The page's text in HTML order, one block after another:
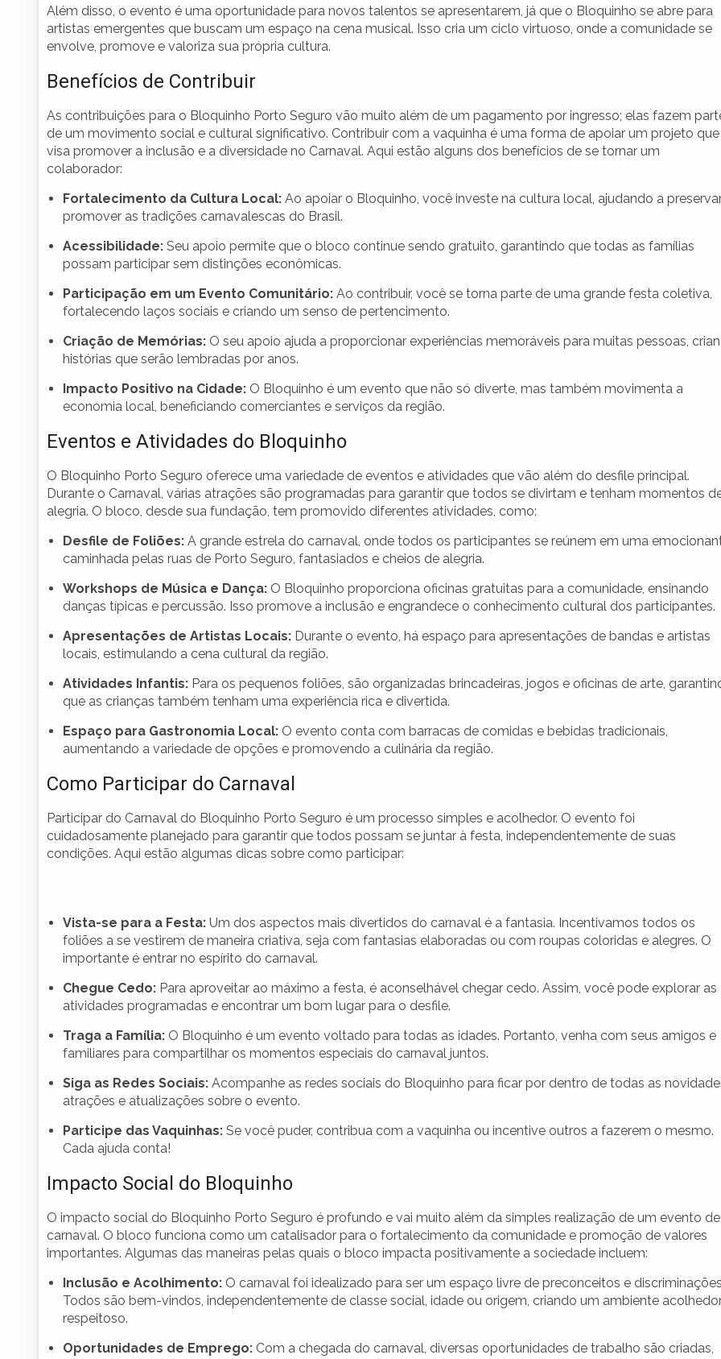
Além disso, o evento é uma oportunidade para novos talentos se apresentarem, já que o Bloquinho se abre para
artistas emergentes que buscam um espaço na cena musical. Isso cria um ciclo virtuoso, onde a comunidade se
envolve, promove e valoriza sua própria cultura.
Benefícios de Contribuir
As contribuições para o Bloquinho Porto Seguro vão muito além de um pagamento por ingresso; elas fazem
de um movimento social e cultural significativo. Contribuir com a vaquinha é uma forma de apoiar um projeto que
visa promover a inclusão e a diversidade no Carnaval. Aqui estão alguns dos benefícios de se tornar um
colaborador:
Fortalecimento da Cultura Local: Ao apoiar o Bloquinho, você investe na cultura local, ajudando a
promover as tradições carnavalescas do Brasil.
Acessibilidade: Seu apoio permite que o bloco continue sendo gratuito, garantindo que todas as famílias
possam participar sem distinções econômicas.
Participação em um Evento Comunitário: Ao contribuir, você se torna parte de uma grande festa coletiva,
fortalecendo laços sociais e criando um senso de pertencimento.
Criação de Memórias: O seu apoio ajuda a proporcionar experiências memoráveis para muitas pessoas,
histórias que serão lembradas por anos.
Impacto Positivo na Cidade: O Bloquinho é um evento que não só diverte, mas também movimenta a
economia local, beneficiando comerciantes e serviços da região.
Eventos e Atividades do Bloquinho
O Bloquinho Porto Seguro oferece uma variedade de eventos e atividades que vão além do desfile principal.
Durante o Carnaval, várias atrações são programadas para garantir que todos se divirtam e tenham momentos
alegria. O bloco, desde sua fundação, tem promovido diferentes atividades, como:
Desfile de Foliões: A grande estrela do carnaval, onde todos os participantes se reúnem em uma
caminhada pelas ruas de Porto Seguro, fantasiados e cheios de alegria.
Workshops de Música e Dança: O Bloquinho proporciona oficinas gratuitas para a comunidade, ensinando
danças típicas e percussão. Isso promove a inclusão e engrandece o conhecimento cultural dos participantes.
Apresentações de Artistas Locais: Durante o evento, há espaço para apresentações de bandas e artistas
locais, estimulando a cena cultural da região.
Atividades Infantis: Para os pequenos foliões, são organizadas brincadeiras, jogos e oficinas de arte,
que as crianças também tenham uma experiência rica e divertida.
Espaço para Gastronomia Local: O evento conta com barracas de comidas e bebidas tradicionais,
aumentando a variedade de opções e promovendo a culinária da região.
Como Participar do Carnaval
Participar do Carnaval do Bloquinho Porto Seguro é um processo simples e acolhedor. O evento foi
cuidadosamente planejado para garantir que todos possam se juntar à festa, independentemente de suas
condições. Aqui estão algumas dicas sobre como participar:
Vista-se para a Festa: Um dos aspectos mais divertidos do carnaval é a fantasia. Incentivamos todos os
foliões a se vestirem de maneira criativa, seja com fantasias elaboradas ou com roupas coloridas e alegres. O
importante é entrar no espírito do carnaval.
Chegue Cedo: Para aproveitar ao máximo a festa, é aconselhável chegar cedo. Assim, você pode explorar as
atividades programadas e encontrar um bom lugar para o desfile.
Traga a Família: O Bloquinho é um evento voltado para todas as idades. Portanto, venha com seus amigos e
familiares para compartilhar os momentos especiais do carnaval juntos.
Siga as Redes Sociais: Acompanhe as redes sociais do Bloquinho para ficar por dentro de todas as
atrações e atualizações sobre o evento.
Participe das Vaquinhas: Se você puder, contribua com a vaquinha ou incentive outros a fazerem o mesmo.
Cada ajuda conta!
Impacto Social do Bloquinho
O impacto social do Bloquinho Porto Seguro é profundo e vai muito além da simples realização de um evento de
carnaval. O bloco funciona como um catalisador para o fortalecimento da comunidade e promoção de valores
importantes. Algumas das maneiras pelas quais o bloco impacta positivamente a sociedade incluem:
Inclusão e Acolhimento: O carnaval foi idealizado para ser um espaço livre de preconceitos e
Todos são bem-vindos, independentemente de classe social, idade ou origem, criando um ambiente
respeitoso.
Oportunidades de Emprego: Com a chegada do carnaval, diversas oportunidades de trabalho são criadas,